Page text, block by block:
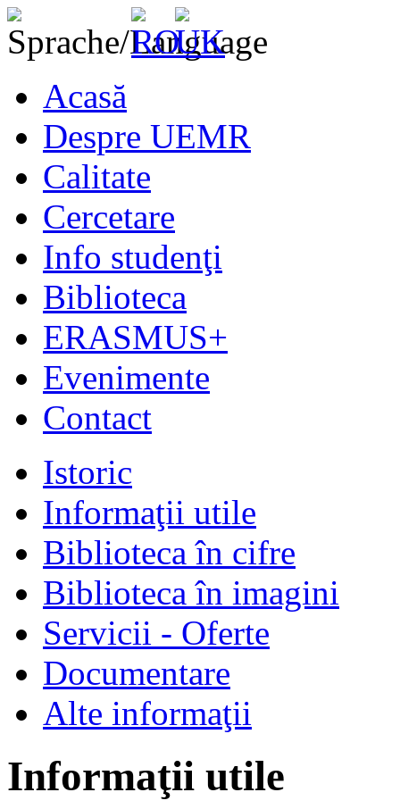
Acasă
Despre UEMR
Calitate
Cercetare
Info studenţi
Biblioteca
ERASMUS+
Evenimente
Contact
Istoric
Informaţii utile
Biblioteca în cifre
Biblioteca în imagini
Servicii - Oferte
Documentare
Alte informaţii
Informaţii utile